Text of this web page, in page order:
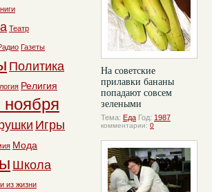
На советские
прилавки бананы
попадают совсем
зелеными
Тема: Еда Год: 1987
комментарии: 0
Театр
Газеты
Политика
Религия
ноября
Игры
Мода
Школа
из жизни